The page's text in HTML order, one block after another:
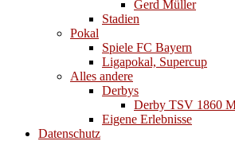
Gerd Müller
Stadien
Pokal
Spiele FC Bayern
Ligapokal, Supercup
Alles andere
Derbys
Derby TSV 1860
Eigene Erlebnisse
Datenschutz